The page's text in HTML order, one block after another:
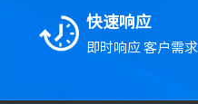
快速响应
即时响应 客户需求